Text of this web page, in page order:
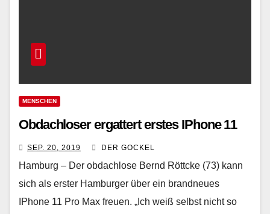
MENSCHEN
Obdachloser ergattert erstes IPhone 11
SEP. 20, 2019 DER GOCKEL
Hamburg – Der obdachlose Bernd Röttcke (73) kann
sich als erster Hamburger über ein brandneues
IPhone 11 Pro Max freuen. „Ich weiß selbst nicht so